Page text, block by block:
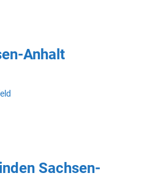
Anhalt
Sachsen-